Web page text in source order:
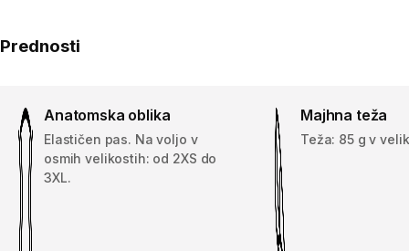
Prednosti
Anatomska oblika
Elastičen pas. Na voljo v
osmih velikostih: od 2XS do
3XL.
Majhna teža
Teža: 85 g v